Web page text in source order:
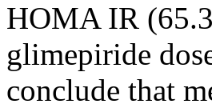
HOMA IR
glimepiride
conclude that